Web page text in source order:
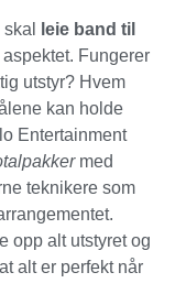
leie band til
Fungerer
utstyr? Hvem
kan holde
Entertainment
med
teknikere som
opp alt utstyret og
alt er perfekt når